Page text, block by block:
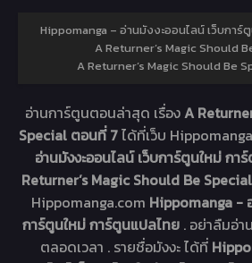
Hippomanga – อ่านมังงะออนไลน์ เว็บการ์
A Returner’s Magic Should
A Returner’s Magic Should Be
อ่านการ์ตูนตอนล่าสุด เรื่องA
Special ตอนที่ 7ได้ที่เว็บ
อ่านมังงะออนไลน์ เว็บการ์ตูนใหม่ กา
Returner’s Magic Should Be Special
Hippomanga.com Hippomanga -
การ์ตูนใหม่ การ์ตูนแปลไทย . อย่าลืมอ่
ตลอดเวลา . รายชื่อมังงะ ได้ที่